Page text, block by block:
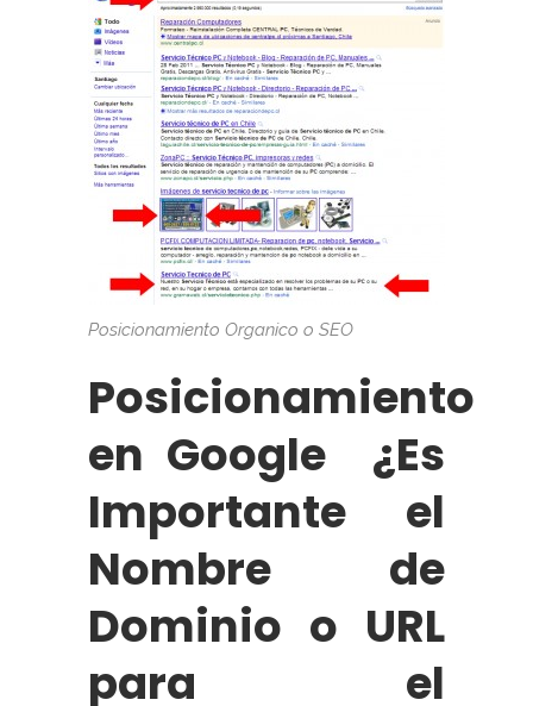
Posicionamiento Organico o SEO
Posicionamiento
en Google ¿Es
Importante el
Nombre de
Dominio o URL
para el